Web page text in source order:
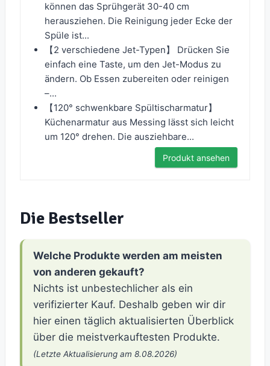
können das Sprühgerät 30-40 cm
herausziehen. Die Reinigung jeder Ecke der
Spüle ist...
【2 verschiedene Jet-Typen】 Drücken Sie
einfach eine Taste, um den Jet-Modus zu
ändern. Ob Essen zubereiten oder reinigen
–...
【120° schwenkbare Spültischarmatur】
Küchenarmatur aus Messing lässt sich leicht
um 120° drehen. Die ausziehbare...
Produkt ansehen
Die Bestseller
Welche Produkte werden am meisten
von anderen gekauft?
Nichts ist unbestechlicher als ein
verifizierter Kauf. Deshalb geben wir dir
hier einen täglich aktualisierten Überblick
über die meistverkauftesten Produkte.
(Letzte Aktualisierung am 8.08.2026)